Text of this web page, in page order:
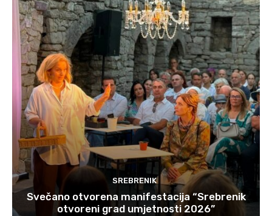
SREBRENIK
Svečano otvorena manifestacija “Srebrenik
otvoreni grad umjetnosti 2026”